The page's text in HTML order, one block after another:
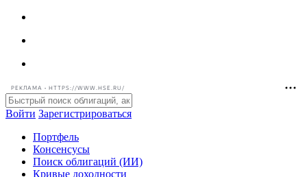
РЕКЛАМА • HTTPS://WWW.HSE.RU/
Войти Зарегистрироваться